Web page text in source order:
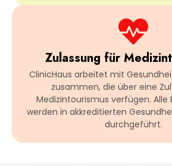
Zulassung für
ClinicHaus arbeitet mit
zusammen, die über eine
Medizintourismus verfügen. Alle
werden in akkreditierten
durchgeführt.